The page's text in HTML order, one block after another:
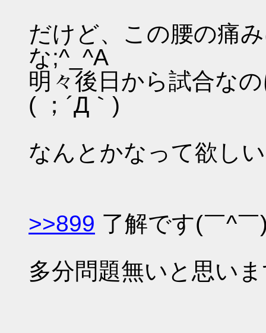
だけど、この腰の痛
な;^_^A
明々後日から試合な
( ；´Д｀)
なんとかなって欲し
>>899 了解です(￣^￣
多分問題無いと思い